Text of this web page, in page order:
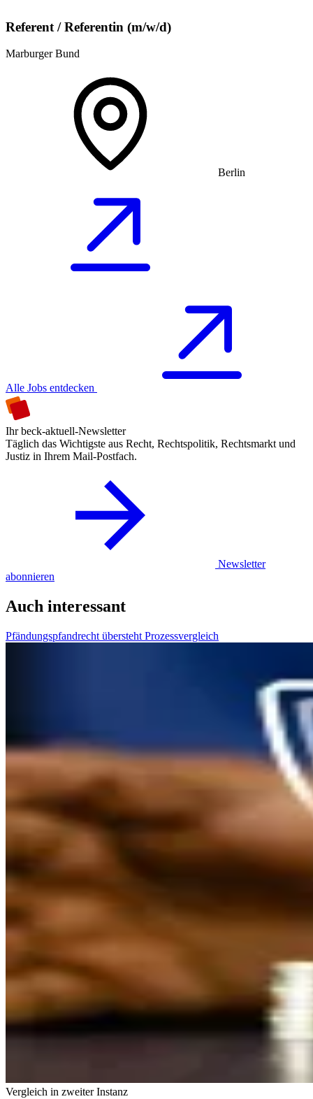
Referent / Referentin (m/w/d)
Marburger Bund
Berlin
Alle Jobs entdecken
Ihr beck-aktuell-Newsletter
Täglich das Wichtigste aus Recht, Rechtspolitik, Rechtsmarkt und
Justiz in Ihrem Mail-Postfach.
Newsletter
abonnieren
Auch interessant
Pfändungspfandrecht übersteht Prozessvergleich
Vergleich in zweiter Instanz